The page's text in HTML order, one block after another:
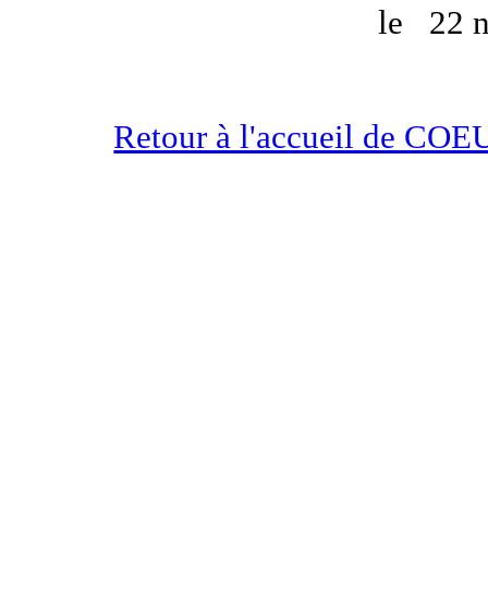
le
22
Retour à l'accueil de